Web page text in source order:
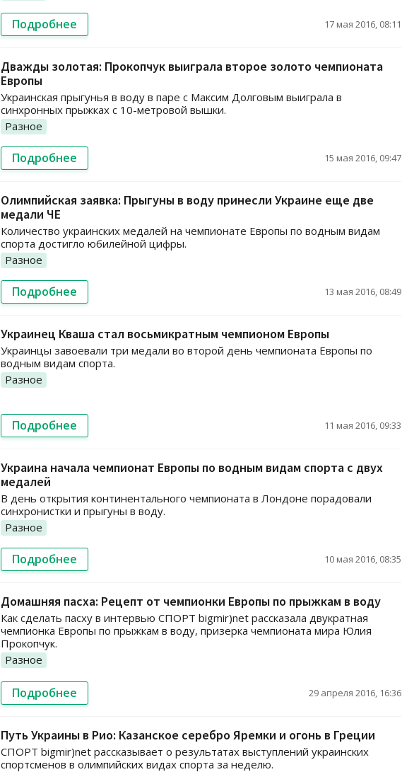
Подробнее 17 мая 2016, 08:11
Дважды золотая: Прокопчук выиграла второе золото чемпионата
Европы
Украинская прыгунья в воду в паре с Максим Долговым выиграла в
синхронных прыжках с 10-метровой вышки.
Разное
Подробнее 15 мая 2016, 09:47
Олимпийская заявка: Прыгуны в воду принесли Украине еще две
медали ЧЕ
Количество украинских медалей на чемпионате Европы по водным видам
спорта достигло юбилейной цифры.
Разное
Подробнее 13 мая 2016, 08:49
Украинец Кваша стал восьмикратным чемпионом Европы
Украинцы завоевали три медали во второй день чемпионата Европы по
водным видам спорта.
Разное
Подробнее 11 мая 2016, 09:33
Украина начала чемпионат Европы по водным видам спорта с двух
медалей
В день открытия континентального чемпионата в Лондоне порадовали
синхронистки и прыгуны в воду.
Разное
Подробнее 10 мая 2016, 08:35
Домашняя пасха: Рецепт от чемпионки Европы по прыжкам в воду
Как сделать пасху в интервью СПОРТ bigmir)net рассказала двукратная
чемпионка Европы по прыжкам в воду, призерка чемпионата мира Юлия
Прокопчук.
Разное
Подробнее 29 апреля 2016, 16:36
Путь Украины в Рио: Казанское серебро Яремки и огонь в Греции
СПОРТ bigmir)net рассказывает о результатах выступлений украинских
спортсменов в олимпийских видах спорта за неделю.